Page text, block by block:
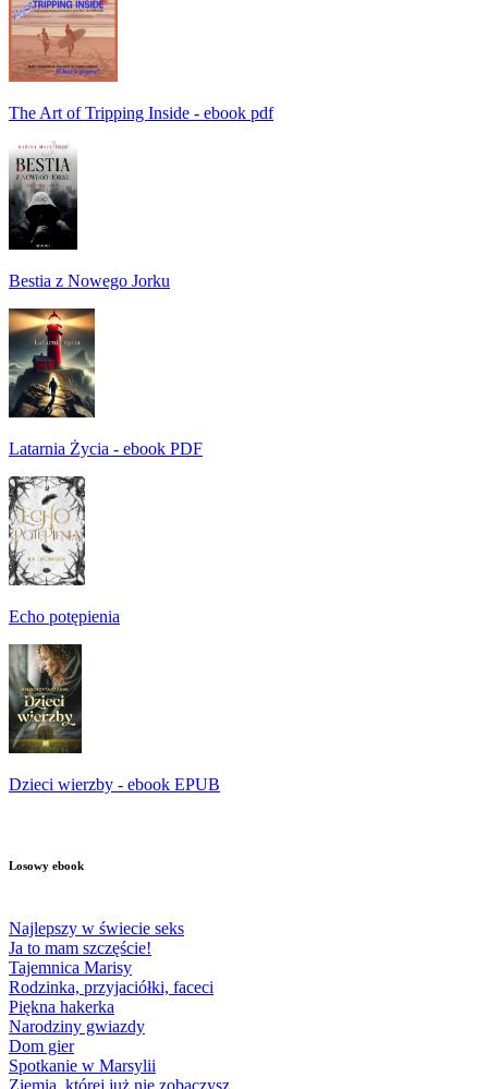
The Art of Tripping Inside - ebook pdf
Bestia z Nowego Jorku
Latarnia Życia - ebook PDF
Echo potępienia
Dzieci wierzby - ebook EPUB
Losowy ebook
Najlepszy w świecie seks
Ja to mam szczęście!
Tajemnica Marisy
Rodzinka, przyjaciółki, faceci
Piękna hakerka
Narodziny gwiazdy
Dom gier
Spotkanie w Marsylii